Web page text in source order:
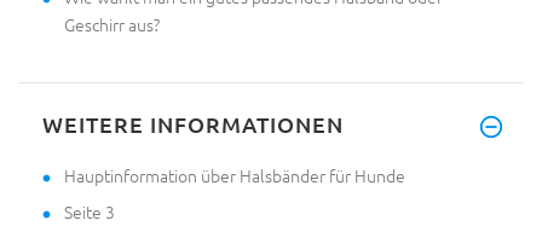
Geschirr aus?
WEITERE INFORMATIONEN
Hauptinformation über Halsbänder für Hunde
Seite 3